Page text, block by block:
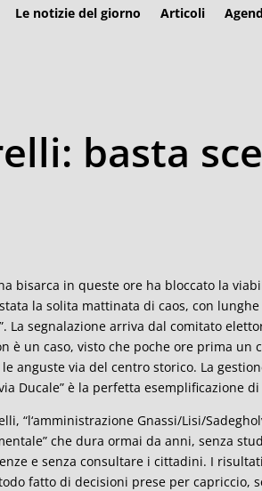
Le notizie del giorno Articoli
basta
bisarca in queste ore ha bloccato la
stata la solita mattinata di caos, con
La segnalazione arriva dal comitato
è un caso, visto che poche ore prima
anguste via del centro storico. La
Ducale” è la perfetta esemplificazione
“l‘amministrazione Gnassi/Lisi/
” che dura ormai da anni, senza
e senza consultare i cittadini. I
fatto di decisioni prese per capriccio,